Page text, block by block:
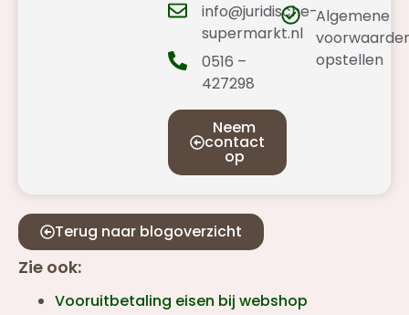
info@juridische-
supermarkt.nl
0516 –
427298
Neem
contact
op
Algemene
opstellen
Terug naar blogoverzicht
Zie ook:
Vooruitbetaling eisen bij webshop